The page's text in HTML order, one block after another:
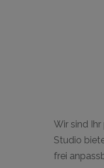
Wir sind
Studio
frei